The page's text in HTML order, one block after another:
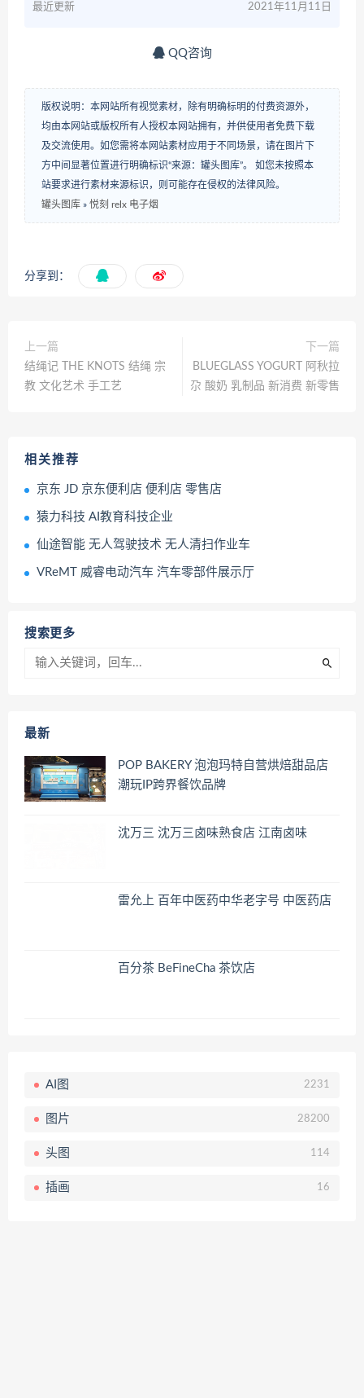
最近更新 2021年11月11日
QQ咨询
版权说明：本网站所有视觉素材，除有明确标明的付费资源外，
均由本网站或版权所有人授权本网站拥有，并供使用者免费下载
及交流使用。如您需将本网站素材应用于不同场景，请在图片下
方中间显著位置进行明确标识“来源：罐头图库”。 如您未按照本
站要求进行素材来源标识，则可能存在侵权的法律风险。
罐头图库 » 悦刻 relx 电子烟
分享到：
上一篇
结绳记 THE KNOTS 结绳 宗
教 文化艺术 手工艺
下一篇
BLUEGLASS YOGURT 阿秋拉
尕 酸奶 乳制品 新消费 新零售
相关推荐
京东 JD 京东便利店 便利店 零售店
猿力科技 AI教育科技企业
仙途智能 无人驾驶技术 无人清扫作业车
VReMT 威睿电动汽车 汽车零部件展示厅
搜索更多
最新
POP BAKERY 泡泡玛特自营烘焙甜品店
潮玩IP跨界餐饮品牌
沈万三 沈万三卤味熟食店 江南卤味
雷允上 百年中医药中华老字号 中医药店
百分茶 BeFineCha 茶饮店
AI图 2231
图片 28200
头图 114
插画 16